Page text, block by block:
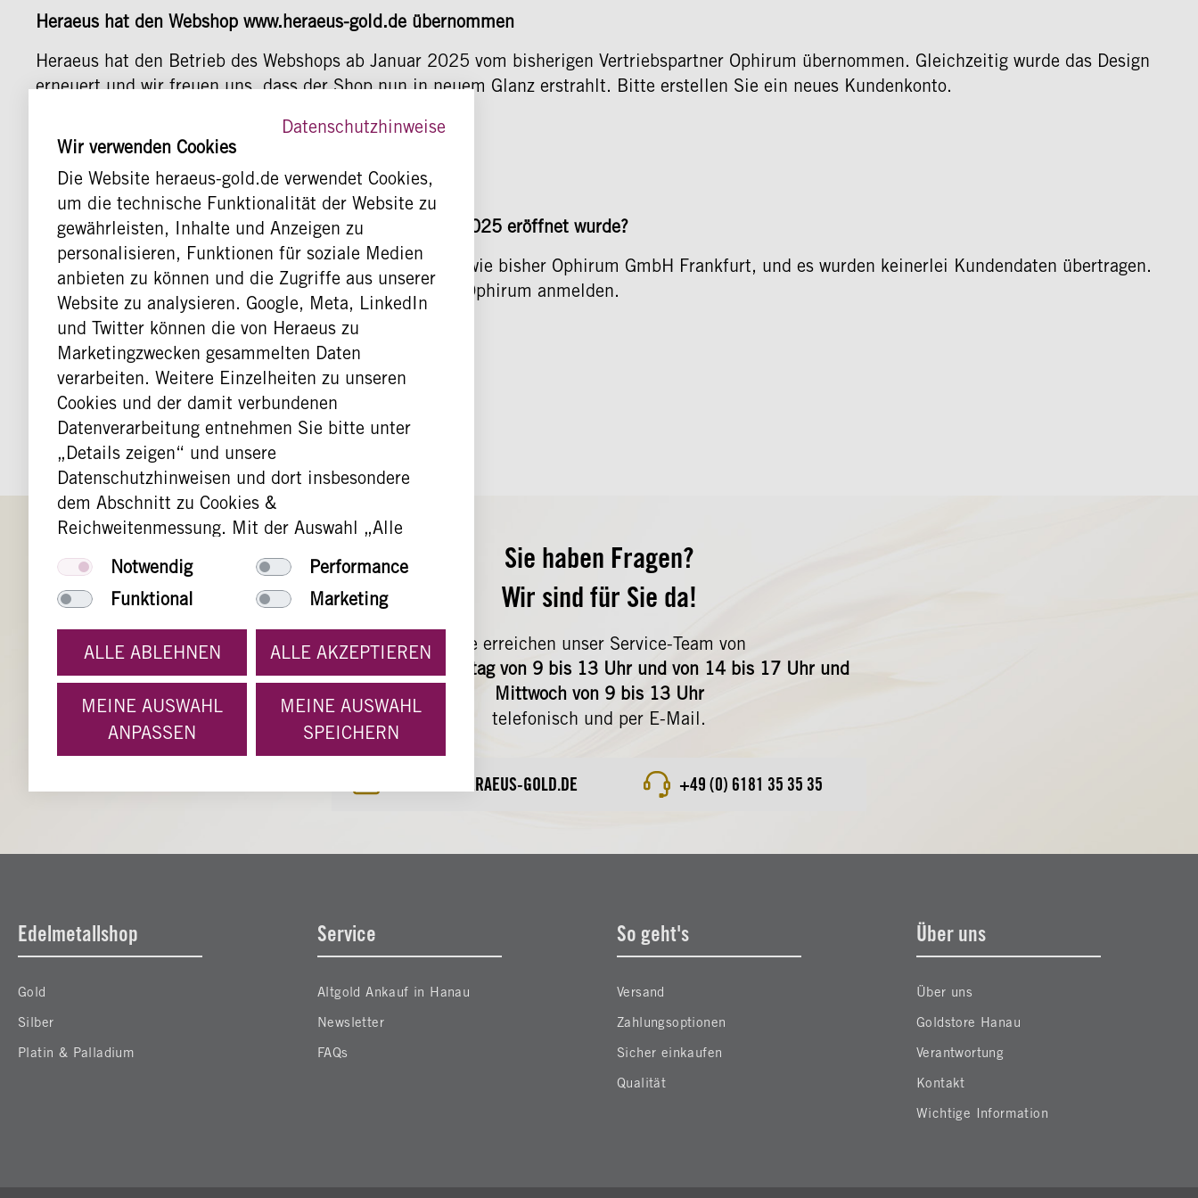
Datenschutzhinweise
Wir verwenden Cookies
Die Website heraeus-gold.de verwendet Cookies,
um die technische Funktionalität der Website zu
gewährleisten, Inhalte und Anzeigen zu
personalisieren, Funktionen für soziale Medien
anbieten zu können und die Zugriffe aus unserer
Website zu analysieren. Google, Meta, LinkedIn
und Twitter können die von Heraeus zu
Marketingzwecken gesammelten Daten
verarbeiten. Weitere Einzelheiten zu unseren
Cookies und der damit verbundenen
Datenverarbeitung entnehmen Sie bitte unter
„Details zeigen“ und unsere
Datenschutzhinweisen und dort insbesondere
dem Abschnitt zu Cookies &
Reichweitenmessung. Mit der Auswahl „Alle
Cookies und der Datenübermittlung an Google,
Meta, LinkedIn und Twitter zu. Cookies, sofern
sie technisch nicht unbedingt nötig sind, werden
erst mit Ihrer Zustimmung gesetzt. Sie haben die
Möglichkeit nur bestimmten Cookies
zuzustimmen. Sie können Ihre Zustimmung
jederzeit dadurch widerrufen, dass Sie über die
Seite "Cookie Informationen" das Setzen
notwendigen) Cookies rückgängig machen.
Notwendig
Performance
Funktional
Marketing
ALLE ABLEHNEN ALLE AKZEPTIEREN
MEINE AUSWAHL
ANPASSEN
MEINE AUSWAHL
SPEICHERN
Heraeus hat den Webshop www.heraeus-gold.de übernommen
Heraeus hat den Betrieb des Webshops ab Januar 2025 vom bisherigen Vertriebspartner Ophirum übernommen. Gleichzeitig wurde das Design
erneuert und wir freuen uns, dass der Shop nun in neuem Glanz erstrahlt. Bitte erstellen Sie ein neues Kundenkonto.
JETZT REGISTRIEREN
Sie möchten sich mit Ihrem Konto anmelden, das vor 2025 eröffnet wurde?
Ihr Vertragspartner für Ihr bestehendes Konto ist dafür wie bisher Ophirum GmbH Frankfurt, und es wurden keinerlei Kundendaten übertragen.
Sie können sich mit ihrem gewohnten Login direkt bei Ophirum anmelden.
ZU OPHIRUM
Sie haben Fragen?
Wir sind für Sie da!
Sie erreichen unser Service-Team von
Montag bis Freitag von 9 bis 13 Uhr und von 14 bis 17 Uhr und
Mittwoch von 9 bis 13 Uhr
telefonisch und per E-Mail.
SERVICE@HERAEUS-GOLD.DE +49 (0) 6181 35 35 35
Edelmetallshop
Gold
Silber
Platin & Palladium
Service
Altgold Ankauf in Hanau
Newsletter
FAQs
So geht's
Versand
Zahlungsoptionen
Sicher einkaufen
Qualität
Über uns
Über uns
Goldstore Hanau
Verantwortung
Kontakt
Wichtige Information